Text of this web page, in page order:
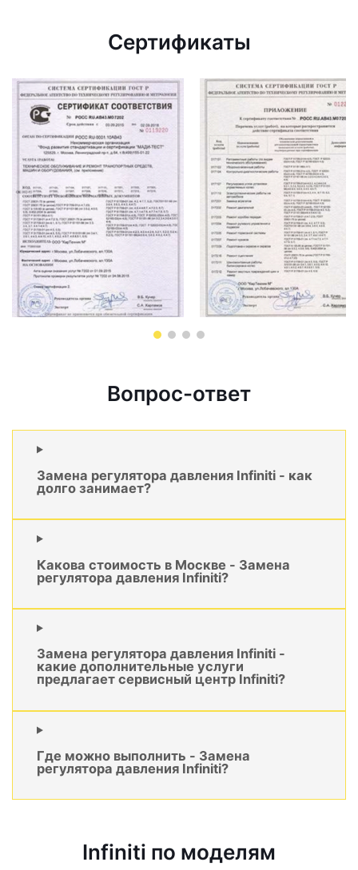
Сертификаты
Вопрос-ответ
Замена регулятора давления Infiniti - как
долго занимает?
Какова стоимость в Москве - Замена
регулятора давления Infiniti?
Замена регулятора давления Infiniti -
какие дополнительные услуги
предлагает сервисный центр Infiniti?
Где можно выполнить - Замена
регулятора давления Infiniti?
Infiniti по моделям